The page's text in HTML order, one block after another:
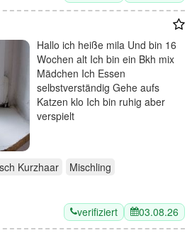
Hallo ich heiße mila Und bin 16
Wochen alt Ich bin ein Bkh mix
Mädchen Ich Essen
selbstverständig Gehe aufs
Katzen klo Ich bin ruhig aber
verspielt
Kurzhaar
Mischling
verifiziert 03.08.26